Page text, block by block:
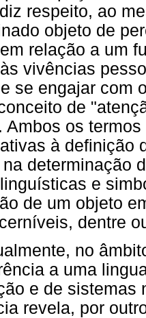
respeito, ao
objeto de
relação a um
vivências
se engajar com
de
Ambos os
à definição
determinação
e
de um objeto
dentre
no
a uma
e de sistemas
revela, por